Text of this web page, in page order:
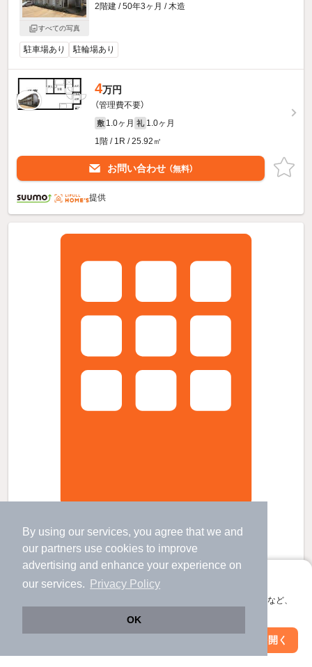
By using our services, you agree that we and
our partners use cookies to improve
advertising and enhance your experience on
our services.
Privacy Policy
OK
アプリに切り替えて、サクサクお部屋探し
会員登録なしですぐ使える。マップ検索やお気に入り保存など、
アプリを開く
すべての写真
2階建 / 50年3ヶ月 / 木造
駐車場あり 駐輪場あり
4万円
（管理費不要）
敷 1.0ヶ月 礼 1.0ヶ月
1階 / 1R / 25.92㎡
お問い合わせ （無料）
提供
すべての写真
小千谷駅 バス6分 歩 4分 （上越線）
新潟県小千谷市城内４丁目
3階建 / 17年3ヶ月 / ＲＣ
駐車場あり 宅配ボックス
絞り込み条件を変更